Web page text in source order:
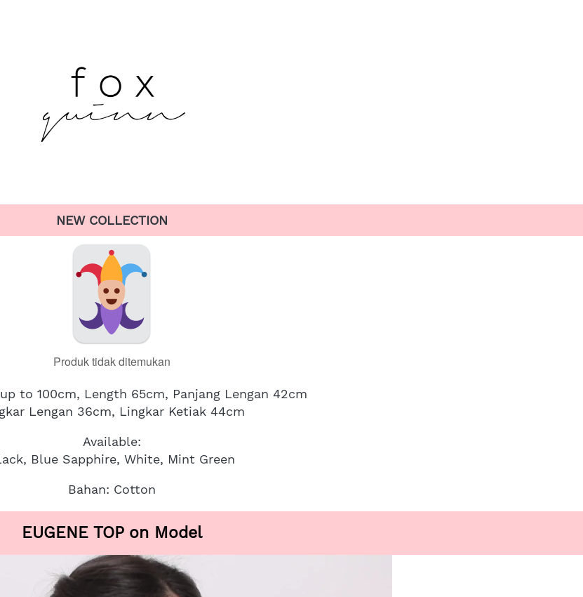
NEW COLLECTION
Produk tidak ditemukan
to 100cm, Length 65cm, Panjang Lengan 42cm
Lengan 36cm, Lingkar Ketiak 44cm
Available:
Blue Sapphire, White, Mint Green
Bahan: Cotton
EUGENE TOP on Model